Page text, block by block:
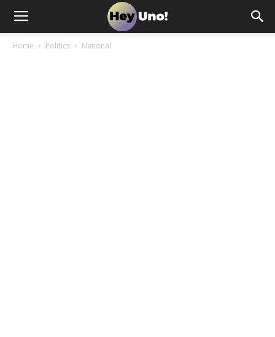
Home Politics National